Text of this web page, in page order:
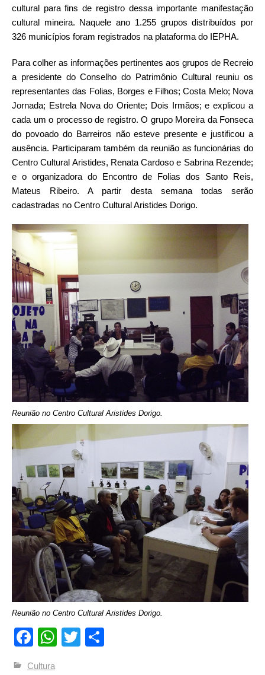
cultural para fins de registro dessa importante manifestação
cultural mineira. Naquele ano 1.255 grupos distribuídos por
326 municípios foram registrados na plataforma do IEPHA.
Para colher as informações pertinentes aos grupos de Recreio
a presidente do Conselho do Patrimônio Cultural reuniu os
representantes das Folias, Borges e Filhos; Costa Melo; Nova
Jornada; Estrela Nova do Oriente; Dois Irmãos; e explicou a
cada um o processo de registro. O grupo Moreira da Fonseca
do povoado do Barreiros não esteve presente e justificou a
ausência. Participaram também da reunião as funcionárias do
Centro Cultural Aristides, Renata Cardoso e Sabrina Rezende;
e o organizadora do Encontro de Folias dos Santo Reis,
Mateus Ribeiro. A partir desta semana todas serão
cadastradas no Centro Cultural Aristides Dorigo.
Reunião no Centro Cultural Aristides Dorigo.
Reunião no Centro Cultural Aristides Dorigo.
Facebook
WhatsApp
Twitter
Cultura